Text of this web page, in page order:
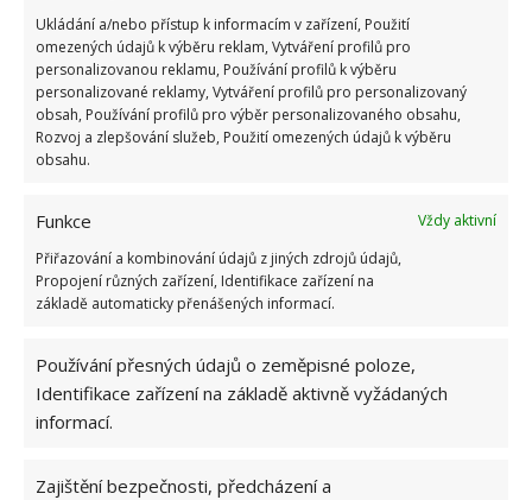
Ukládání a/nebo přístup k informacím v zařízení, Použití
omezených údajů k výběru reklam, Vytváření profilů pro
personalizovanou reklamu, Používání profilů k výběru
personalizované reklamy, Vytváření profilů pro personalizovaný
obsah, Používání profilů pro výběr personalizovaného obsahu,
Rozvoj a zlepšování služeb, Použití omezených údajů k výběru
obsahu.
Funkce
Vždy aktivní
Přiřazování a kombinování údajů z jiných zdrojů údajů,
Propojení různých zařízení, Identifikace zařízení na
základě automaticky přenášených informací.
Používání přesných údajů o zeměpisné poloze,
Identifikace zařízení na základě aktivně vyžádaných
informací.
Zajištění bezpečnosti, předcházení a
Obloukové domy
Tyto malé domy jsou postaveny s klenutou střechou,
která dává majitelům domu nebývalý prostor, pokud jde
o malý domov. To umožňuje mít pohodlný obývací
Nemusí jít vždy pouze o obloukové domy, malých domů
(tiny house) na trhu přibývá a mohou mít různý design.